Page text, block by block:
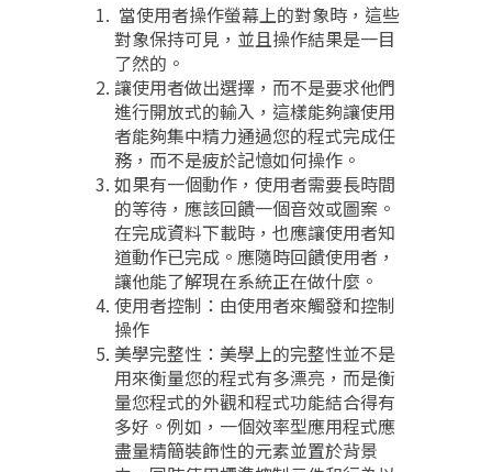
當使用者操作螢幕上的對象時，這些
對象保持可見，並且操作結果是一目
了然的。
讓使用者做出選擇，而不是要求他們
進行開放式的輸入，這樣能夠讓使用
者能夠集中精力通過您的程式完成任
務，而不是疲於記憶如何操作。
如果有一個動作，使用者需要長時間
的等待，應該回饋一個音效或圖案。
在完成資料下載時，也應讓使用者知
道動作已完成。應隨時回饋使用者，
讓他能了解現在系統正在做什麼。
使用者控制：由使用者來觸發和控制
操作
美學完整性：美學上的完整性並不是
用來衡量您的程式有多漂亮，而是衡
量您程式的外觀和程式功能結合得有
多好。例如，一個效率型應用程式應
盡量精簡裝飾性的元素並置於背景